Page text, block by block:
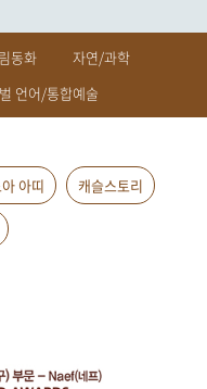
동화
자연/과학
언어/통합예술
아띠 캐슬스토리